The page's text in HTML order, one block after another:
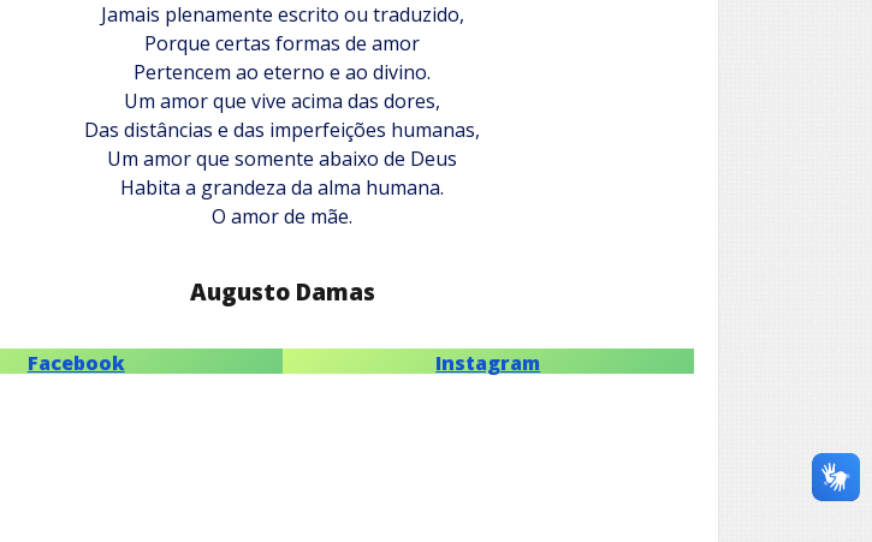
Jamais plenamente escrito ou traduzido,
Porque certas formas de amor
Pertencem ao eterno e ao divino.
Um amor que vive acima das dores,
Das distâncias e das imperfeições humanas,
Um amor que somente abaixo de Deus
Habita a grandeza da alma humana.
O amor de mãe.
Augusto Damas
Facebook Instagram